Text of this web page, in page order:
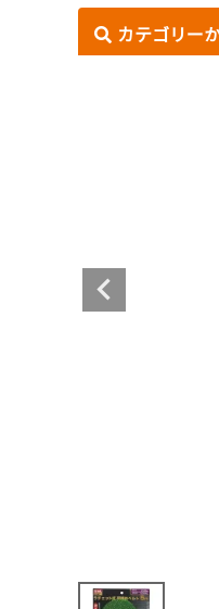
カテゴリー